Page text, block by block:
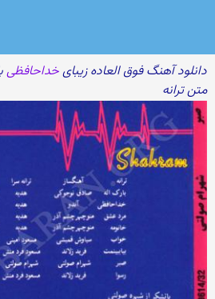
دانلود آهنگ فوق العاده زیبایخداحافظی
متن ترانه